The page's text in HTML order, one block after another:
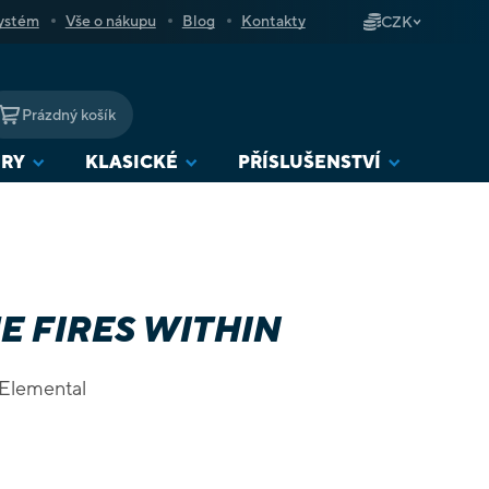
Vše o nákupu Blog Kontakty CZK
NÁKUPNÍ
KOŠÍK
Prázdný košík
KLASICKÉ PŘÍSLUŠENSTVÍ
FIRES WITHIN